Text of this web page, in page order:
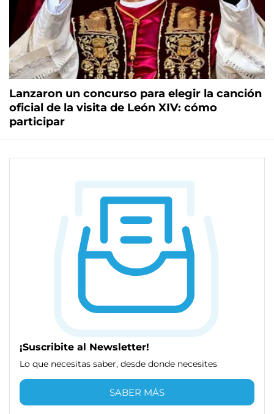
Lanzaron un concurso para elegir la canción
oficial de la visita de León XIV: cómo
participar
¡Suscribite al Newsletter!
Lo que necesitas saber, desde donde necesites
SABER MÁS